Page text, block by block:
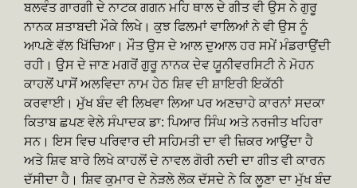
ਬਲਵੰਤ ਗਾਰਗੀ ਦੇ ਨਾਟਕ ਗਗਨ ਮਹਿ ਥਾਲ ਦੇ ਗੀਤ ਵੀ ਉਸ ਨੇ ਗੁਰੂ
ਨਾਨਕ ਸ਼ਤਾਬਦੀ ਮੌਕੇ ਲਿਖੇ। ਕੁਝ ਫਿਲਮਾਂ ਵਾਲਿਆਂ ਨੇ ਵੀ ਉਸ ਨੂੰ
ਆਪਣੇ ਵੱਲ ਖਿੱਚਿਆ। ਮੌਤ ਉਸ ਦੇ ਆਲ ਦੁਆਲ ਹਰ ਸਮੇਂ ਮੰਡਰਾਉਂਦੀ
ਰਹੀ। ਉਸ ਦੇ ਜਾਣ ਮਗਰੋਂ ਗੁਰੂ ਨਾਨਕ ਦੇਵ ਯੂਨੀਵਰਸਿਟੀ ਨੇ ਮੋਹਨ
ਕਾਹਲੋਂ ਪਾਸੋਂ ਅਲਵਿਦਾ ਨਾਮ ਹੇਠ ਸ਼ਿਵ ਦੀ ਸ਼ਾਇਰੀ ਇਕੱਠੀ
ਕਰਵਾਈ। ਮੁੱਖ ਬੰਦ ਵੀ ਲਿਖਵਾ ਲਿਆ ਪਰ ਅਣਚਾਹੇ ਕਾਰਨਾਂ ਸਦਕਾ
ਕਿਤਾਬ ਛਪਣ ਵੇਲੇ ਸੰਪਾਦਕ ਡਾ: ਪਿਆਰ ਸਿੰਘ ਅਤੇ ਨਰਜੀਤ ਖਹਿਰਾ
ਸਨ। ਇਸ ਵਿਚ ਪਰਿਵਾਰ ਦੀ ਸਹਿਮਤੀ ਦਾ ਵੀ ਜ਼ਿਕਰ ਆਉਂਦਾ ਹੈ
ਅਤੇ ਸ਼ਿਵ ਬਾਰੇ ਲਿਖੇ ਕਾਹਲੋਂ ਦੇ ਨਾਵਲ ਗੋਰੀ ਨਦੀ ਦਾ ਗੀਤ ਵੀ ਕਾਰਨ
ਦੱਸੀਦਾ ਹੈ। ਸ਼ਿਵ ਕੁਮਾਰ ਦੇ ਨੇੜਲੇ ਲੋਕ ਦੱਸਦੇ ਨੇ ਕਿ ਲੂਣਾ ਦਾ ਮੁੱਖ ਬੰਦ